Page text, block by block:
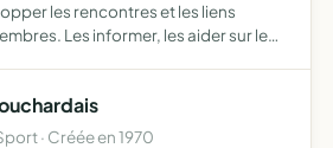
les rencontres et les liens
Les informer, les aider sur le
· Créée en 1970